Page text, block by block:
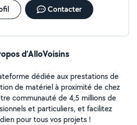
Contacter
d’AlloVoisins
dédiée aux prestations de
de matériel à proximité de chez
communauté de 4,5 millions de
et particuliers, et facilitez
pour tous vos projets !